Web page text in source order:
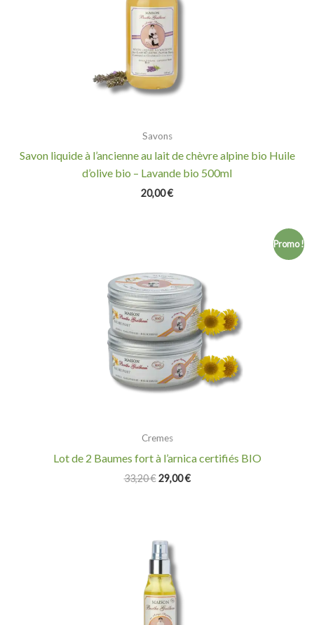
Savons
Savon liquide à l’ancienne au lait de chèvre alpine bio Huile
d’olive bio – Lavande bio 500ml
20,00€
Promo !
Cremes
Lot de 2 Baumes fort à l’arnica certifiés BIO
33,20€
était :
33,20 €.
29,00€
est :
29,00 €.